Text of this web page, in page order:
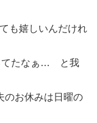
も嬉しいんだけれ
てたなぁ… と我
のお休みは日曜の